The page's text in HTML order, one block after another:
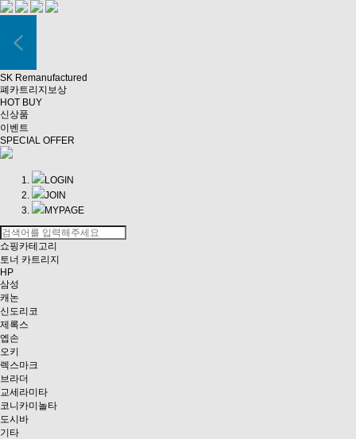
SK Remanufactured
폐카트리지보상
HOT BUY
신상품
이벤트
SPECIAL OFFER
LOGIN
JOIN
MYPAGE
쇼핑카테고리
토너 카트리지
HP
삼성
캐논
신도리코
제록스
엡손
오키
렉스마크
브라더
교세라미타
코니카미놀타
도시바
기타